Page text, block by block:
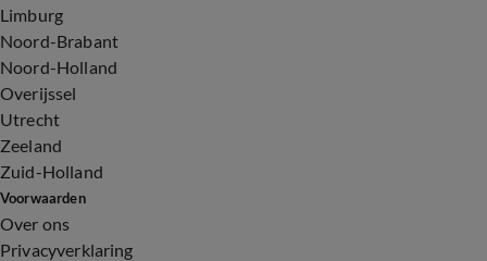
Limburg
Noord-Brabant
Noord-Holland
Overijssel
Utrecht
Zeeland
Zuid-Holland
Voorwaarden
Over ons
Privacyverklaring